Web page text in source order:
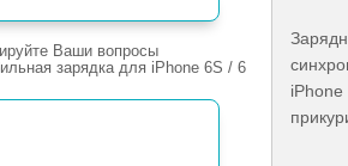
Ваши вопросы
зарядка для iPhone 6S / 6